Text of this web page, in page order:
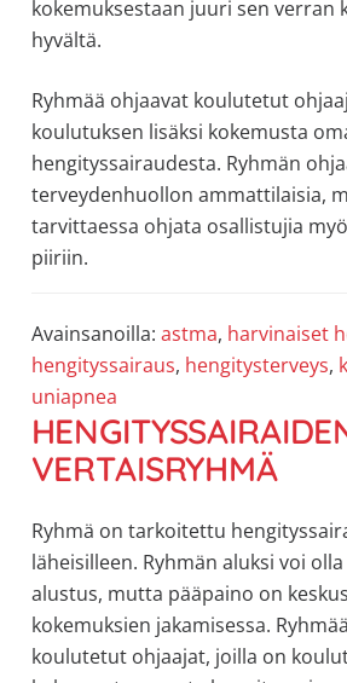
kokemuksestaan juuri sen verran
hyvältä.
Ryhmää ohjaavat koulutetut
koulutuksen lisäksi kokemusta
hengityssairaudesta. Ryhmän
terveydenhuollon ammattilaisia,
tarvittaessa ohjata osallistujia
piiriin.
Avainsanoilla: astma, harvinaiset
hengityssairaus, hengitysterveys,
uniapnea
VERTAISRYHMÄ
Ryhmä on tarkoitettu
läheisilleen. Ryhmän aluksi voi
alustus, mutta pääpaino on
kokemuksien jakamisessa.
koulutetut ohjaajat, joilla on